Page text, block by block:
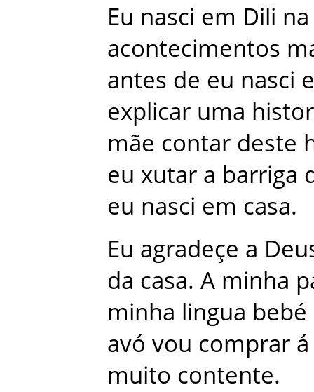
Eu nasci em Dili na
acontecimentos
antes de eu nasci
explicar uma
mãe contar deste
eu xutar a barriga
eu nasci em casa.
Eu agradeçe a
da casa. A minha
minha lingua bebé
avó vou comprar á
muito contente.